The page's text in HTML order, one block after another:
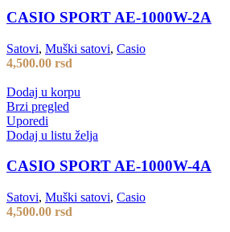
CASIO SPORT AE-1000W-2A
Satovi, Muški satovi, Casio
4,500.00 rsd
Dodaj u korpu
Brzi pregled
Uporedi
Dodaj u listu želja
CASIO SPORT AE-1000W-4A
Satovi, Muški satovi, Casio
4,500.00 rsd